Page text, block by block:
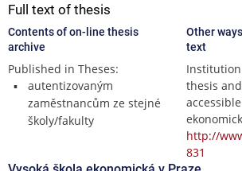
Full text of thesis
Contents of on-line thesis
archive
Published in Theses:
autentizovaným
zaměstnancům ze stejné
školy/fakulty
Other
text
thesis
http://
831